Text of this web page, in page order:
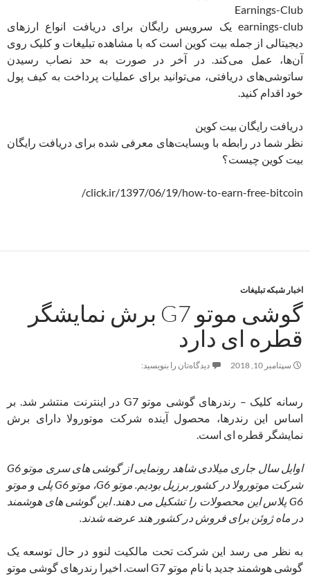
Earnings-Club
earnings-club یک سرویس رایگان برای دریافت انواع ارزهای
دیجیتالی از جمله بیت کوین است که با مشاهده تبلیغات و کلیک روی
آن‌ها، عمل می‌کند. در آخر در صورت به حد نصاب رسیدن
ساتوشی‌های دریافتی، می‌توانید برای عملیات پرداخت به کیف پول
خود اقدام کنید.
دریافت رایگان بیت کوین
نظر شما در رابطه با وبسایت‌های معرفی شده برای دریافت رایگان
بیت کوین چیست؟
click.ir/1397/06/19/how-to-earn-free-bitcoin/
اخبار شبکه تبلیغات
گوشی موتو G7 برش نمایشگر
قطره ای دارد
سپتامبر 10, 2018 دیدگاه‌تان را بنویسید:
رسانه کلیک – رندرهای گوشی موتو G7 در اینترنت منتشر شد. بر
اساس این رندرها، محصول آینده شرکت موتورولا دارای برش
نمایشگر قطره ای است.
اوایل سال جاری میلادی شاهد رونمایی از گوشی های سری موتو G6
شرکت موتورولا در کشور برزیل بودیم. موتو G6، موتو G6 پلی و موتو
G6 پلاس این محصولات را تشکیل می دهند. این گوشی های هوشمند
در ماه ژوئن برای فروش در کشور هند عرضه شدند.
به نظر می رسد این شرکت تحت مالکیت لنوو در حال توسعه یک
گوشی هوشمند جدید با نام موتو G7 است. اخیرا رندرهای گوشی موتو